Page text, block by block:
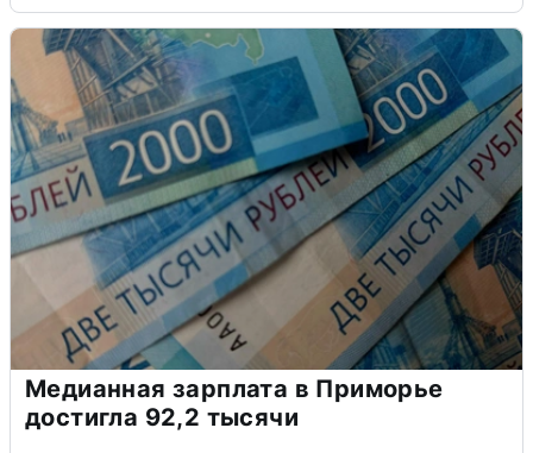
Медианная зарплата в Приморье
достигла 92,2 тысячи